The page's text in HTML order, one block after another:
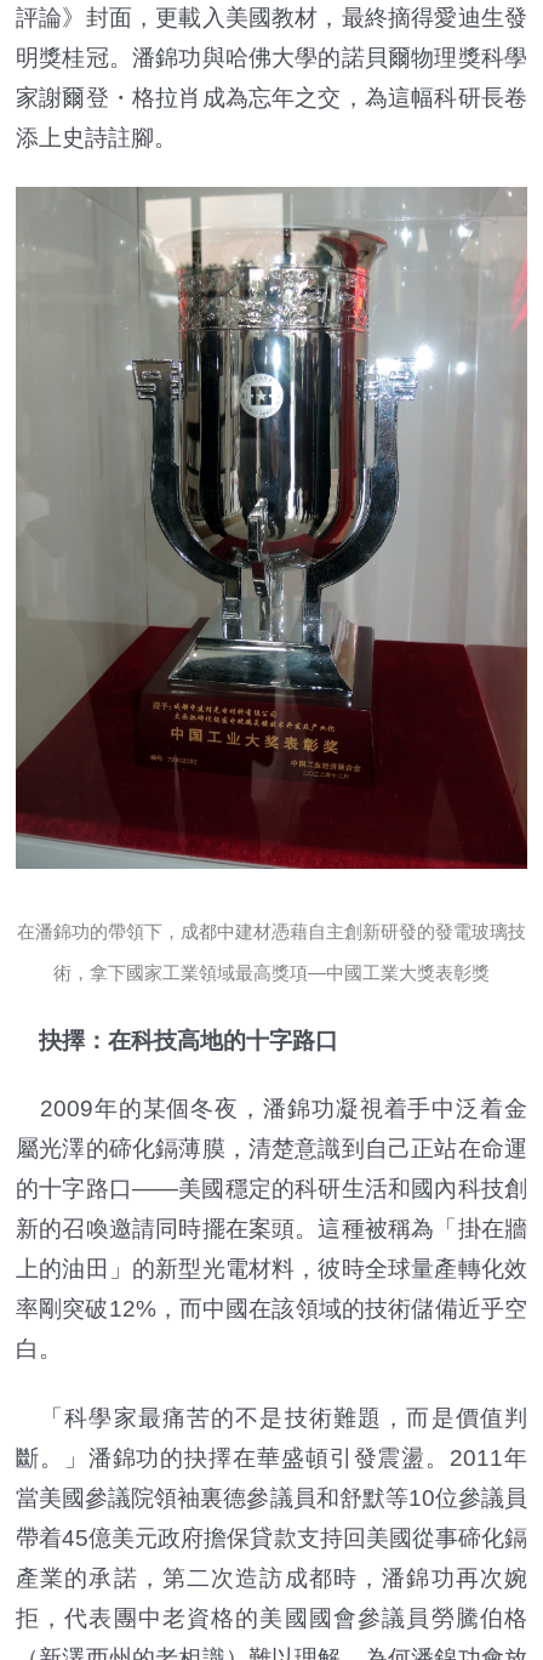
評論》封面，更載入美國教材，最終摘得愛迪生發
明獎桂冠。潘錦功與哈佛大學的諾貝爾物理獎科學
家謝爾登・格拉肖成為忘年之交，為這幅科研長卷
添上史詩註腳。
在潘錦功的帶領下，成都中建材憑藉自主創新研發的發電玻璃技
術，拿下國家工業領域最高獎項—中國工業大獎表彰獎
抉擇：在科技高地的十字路口
2009年的某個冬夜，潘錦功凝視着手中泛着金
屬光澤的碲化鎘薄膜，清楚意識到自己正站在命運
的十字路口——美國穩定的科研生活和國內科技創
新的召喚邀請同時擺在案頭。這種被稱為「掛在牆
上的油田」的新型光電材料，彼時全球量產轉化效
率剛突破12%，而中國在該領域的技術儲備近乎空
白。
「科學家最痛苦的不是技術難題，而是價值判
斷。」潘錦功的抉擇在華盛頓引發震盪。2011年
當美國參議院領袖裏德參議員和舒默等10位參議員
帶着45億美元政府擔保貸款支持回美國從事碲化鎘
產業的承諾，第二次造訪成都時，潘錦功再次婉
拒，代表團中老資格的美國國會參議員勞騰伯格